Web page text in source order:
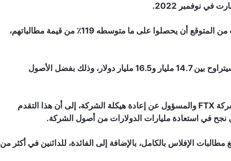
نوفمبر 2022.
تتضمن الخطة استرداد كبير للدائنين، حيث من المتوقع أن يحصلوا على ما متوسطه 119٪ من قيمة مطالباتهم،
وتقدر FTX أن إجمالي المبالغ المستردة سيتراوح بين 14.7 مليار و16.5 مليار دولار، وذلك بفضل الأصول
“جون جيه راي”، الرئيس التنفيذي لشركة FTX والمسؤول عن إعادة هيكلة الشركة، إلى أن هذا التقدم
في استعادة مليارات الدولارات من أصول الشركة.
الإفلاس بالكامل، بالإضافة إلى الفائدة، للدائنين في أكثر من
شركة FTX تحدد موعد سريان التوزيعات
الأولية لدائنيها